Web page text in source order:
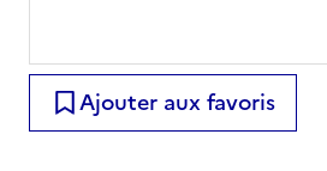
Ajouter aux favoris